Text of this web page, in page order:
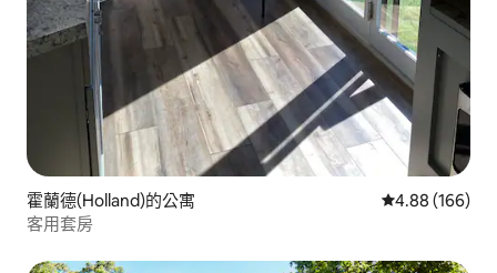
霍蘭德(Holland)的公寓 從 166 則評價
4.88 (166)
客用套房